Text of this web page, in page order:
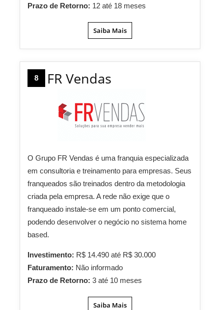
Prazo de Retorno: 12 até 18 meses
Saiba Mais
8 FR Vendas
O Grupo FR Vendas é uma franquia especializada
em consultoria e treinamento para empresas. Seus
franqueados são treinados dentro da metodologia
criada pela empresa. A rede não exige que o
franqueado instale-se em um ponto comercial,
podendo desenvolver o negócio no sistema home
based.
Investimento: R$ 14.490 até R$ 30.000
Faturamento: Não informado
Prazo de Retorno: 3 até 10 meses
Saiba Mais